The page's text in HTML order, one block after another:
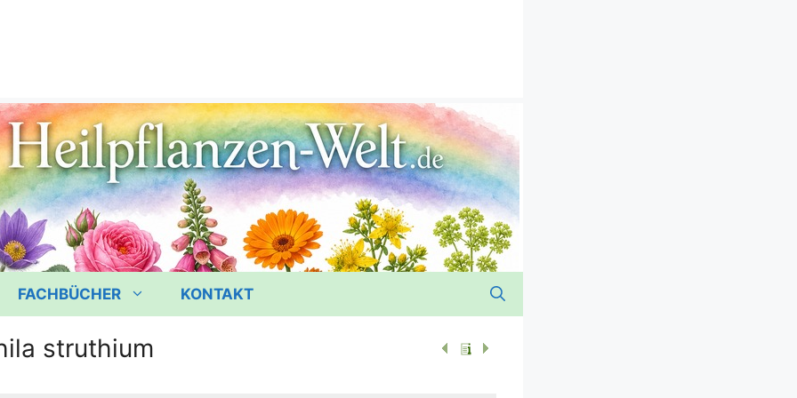
FACHBÜCHER KONTAKT
struthium